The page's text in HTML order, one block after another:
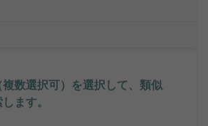
数選択可）を選択して、類似
ます。